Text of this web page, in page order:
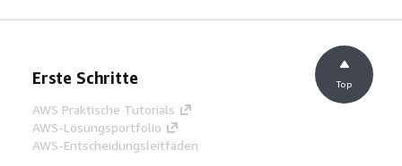
Erste Schritte
AWS Praktische Tutorials
AWS-Lösungsportfolio
AWS-Entscheidungsleitfäden
Top